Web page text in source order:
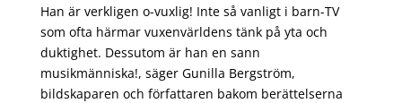
Han är verkligen o-vuxlig! Inte så vanligt i barn-TV
som ofta härmar vuxenvärldens tänk på yta och
duktighet. Dessutom är han en sann
musikmänniska!, säger Gunilla Bergström,
bildskaparen och författaren bakom berättelserna